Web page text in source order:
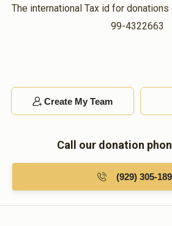
The international Tax id for
99-4322663
Create My Team
Call our donation
(929) 305-